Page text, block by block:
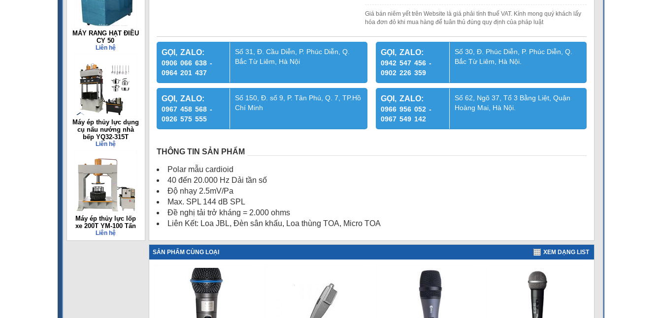
MÁY RANG HẠT ĐIỀU
CY 50
Liên hệ
Máy ép thủy lực dụng
cụ nấu nướng nhà
bếp YQ32-315T
Liên hệ
Máy ép thủy lực lốp
xe 200T YM-100 Tấn
Liên hệ
Giá bán niêm yết trên Website là giá phải tính thuế VAT. Kính mong quý khách lấy
hóa đơn đỏ khi mua hàng để tuân thủ đúng quy định của pháp luật
GỌI, ZALO:
0906 066 638 -
0964 201 437
Số 31, Đ. Cầu Diễn, P. Phúc Diễn, Q.
Bắc Từ Liêm, Hà Nội
GỌI, ZALO:
0942 547 456 -
0902 226 359
Số 30, Đ. Phúc Diễn, P. Phúc Diễn, Q.
Bắc Từ Liêm, Hà Nội.
GỌI, ZALO:
0967 458 568 -
0926 575 555
Số 150, Đ. số 9, P. Tân Phú, Q. 7, TP.Hồ
Chí Minh
GỌI, ZALO:
0966 956 052 -
0967 549 142
Số 62, Ngõ 37, Tổ 3 Bằng Liệt, Quận
Hoàng Mai, Hà Nội.
THÔNG TIN SẢN PHẨM
Polar mẫu cardioid
40 đến 20.000 Hz Dải tần số
Độ nhạy 2.5mV/Pa
Max. SPL 144 dB SPL
Đề nghị tải trở kháng = 2.000 ohms
Liên Kết: Loa JBL, Đèn sân khấu, Loa thùng TOA, Micro TOA
SẢN PHẨM CÙNG LOẠI XEM DẠNG LIST